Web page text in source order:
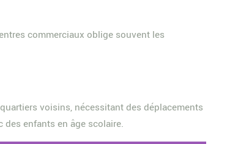
commerciaux oblige souvent les
voisins, nécessitant des déplacements
enfants en âge scolaire.